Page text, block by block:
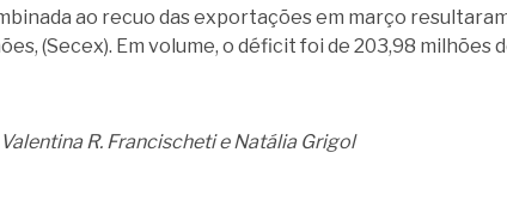
ao recuo das exportações em março
(Secex). Em volume, o déficit foi de 203,98
R. Francischeti e Natália Grigol